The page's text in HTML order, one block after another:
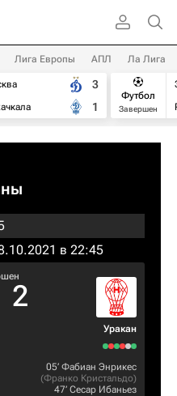
Лига Европы АПЛ Ла Лига
3
1
Футбол
Завершен
в 22:45
2
Уракан
05‎’‎ Фабиан Энрикес
(Франко Кристальдо)
47‎’‎ Сесар Ибаньез